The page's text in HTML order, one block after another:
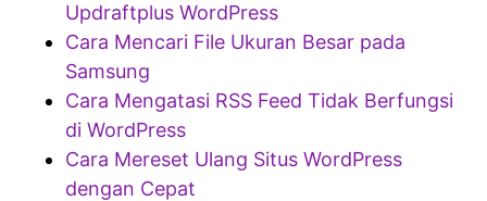
Updraftplus WordPress
Cara Mencari File Ukuran Besar pada
Samsung
Cara Mengatasi RSS Feed Tidak Berfungsi
di WordPress
Cara Mereset Ulang Situs WordPress
dengan Cepat